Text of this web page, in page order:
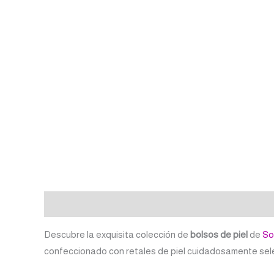
Descubre la exquisita colección de bolsos de pielde
confeccionado con retales de piel cuidadosamente